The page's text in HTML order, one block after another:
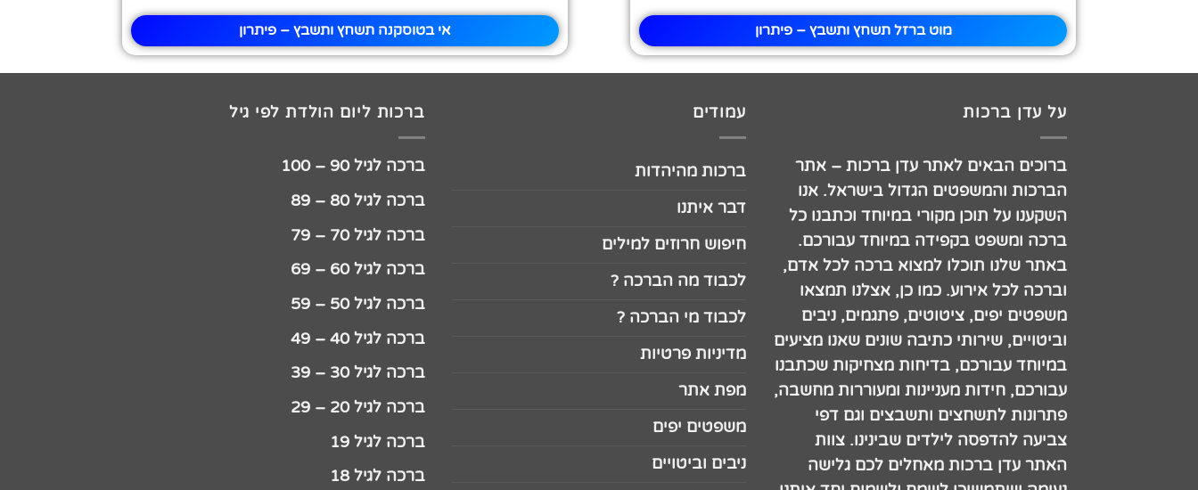
מוט ברזל תשחץ ותשבץ – פיתרון אי בטוסקנה תשחץ ותשבץ – פיתרון
על עדן ברכות
ברוכים הבאים לאתר עדן ברכות – אתר
הברכות והמשפטים הגדול בישראל. אנו
השקענו על תוכן מקורי במיוחד וכתבנו כל
ברכה ומשפט בקפידה במיוחד עבורכם.
באתר שלנו תוכלו למצוא ברכה לכל אדם,
וברכה לכל אירוע. כמו כן, אצלנו תמצאו
משפטים יפים, ציטוטים, פתגמים, ניבים
וביטויים, שירותי כתיבה שונים שאנו מציעים
במיוחד עבורכם, בדיחות מצחיקות שכתבנו
עבורכם, חידות מעניינות ומעוררות מחשבה,
פתרונות לתשחצים ותשבצים וגם דפי
צביעה להדפסה לילדים שבינינו. צוות
האתר עדן ברכות מאחלים לכם גלישה
עמודים
ברכות מהיהדות
דבר איתנו
חיפוש חרוזים למילים
לכבוד מה הברכה ?
לכבוד מי הברכה ?
מדיניות פרטיות
מפת אתר
משפטים יפים
ניבים וביטויים
ברכות ליום הולדת לפי גיל
ברכה לגיל 90 – 100
ברכה לגיל 80 – 89
ברכה לגיל 70 – 79
ברכה לגיל 60 – 69
ברכה לגיל 50 – 59
ברכה לגיל 40 – 49
ברכה לגיל 30 – 39
ברכה לגיל 20 – 29
ברכה לגיל 19
ברכה לגיל 18